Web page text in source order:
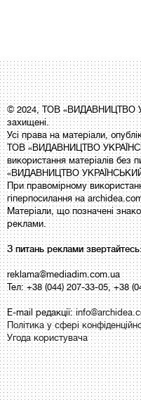
© 2024, ТОВ «ВИДАВНИЦТВО
захищені.
Усі права на матеріали,
ТОВ «ВИДАВНИЦТВО
використання матеріалів без
«ВИДАВНИЦТВО УКРАЇНСЬКИЙ
При правомірному
гіперпосилання на
Матеріали, що позначені
реклами.
З питань реклами звертайтесь:
reklama@mediadim.com.ua
Тел: +38 (044) 207-33-05, +38
E-mail редакції:
Політика у сфері
Угода користувача